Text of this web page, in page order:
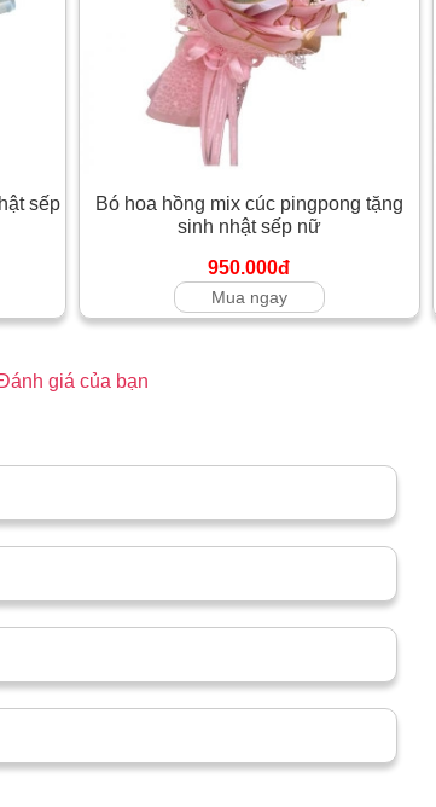
sếp
Bó hoa hồng mix cúc pingpong tặng
sinh nhật sếp nữ
950.000đ
Mua ngay
giá của bạn